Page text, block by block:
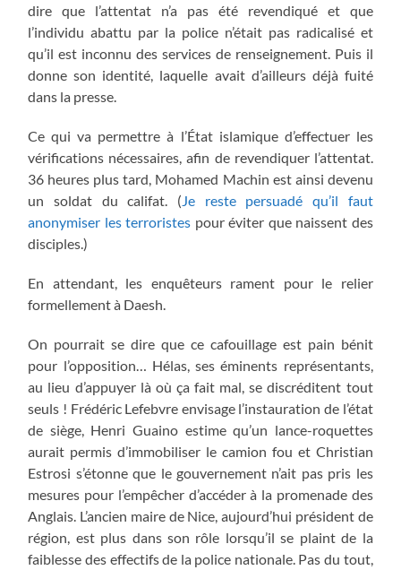
dire que l’attentat n’a pas été revendiqué et que
l’individu abattu par la police n’était pas radicalisé et
qu’il est inconnu des services de renseignement. Puis il
donne son identité, laquelle avait d’ailleurs déjà fuité
dans la presse.
Ce qui va permettre à l’État islamique d’effectuer les
vérifications nécessaires, afin de revendiquer l’attentat.
36 heures plus tard, Mohamed Machin est ainsi devenu
un soldat du califat. ( Je reste persuadé qu’il faut
anonymiser les terroristes pour éviter que naissent des
disciples.)
En attendant, les enquêteurs rament pour le relier
formellement à Daesh.
On pourrait se dire que ce cafouillage est pain bénit
pour l’opposition… Hélas, ses éminents représentants,
au lieu d’appuyer là où ça fait mal, se discréditent tout
seuls ! Frédéric Lefebvre envisage l’instauration de l’état
de siège, Henri Guaino estime qu’un lance-roquettes
aurait permis d’immobiliser le camion fou et Christian
Estrosi s’étonne que le gouvernement n’ait pas pris les
mesures pour l’empêcher d’accéder à la promenade des
Anglais. L’ancien maire de Nice, aujourd’hui président de
région, est plus dans son rôle lorsqu’il se plaint de la
faiblesse des effectifs de la police nationale. Pas du tout,